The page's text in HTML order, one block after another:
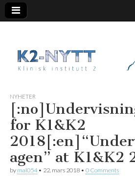
K2 Nytt
NYHETER
for K1&K2
agen” at K1&K2
by mal054• 22. mars 2018 • 0 Comments